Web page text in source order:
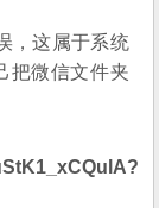
，这属于系统
把微信文件夹